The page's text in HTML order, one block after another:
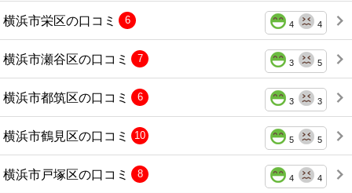
横浜市栄区の口コミ 4 4
6
横浜市瀬谷区の口コミ 3 5
7
横浜市都筑区の口コミ 3 3
6
横浜市鶴見区の口コミ 5 5
10
横浜市戸塚区の口コミ 4 4
8